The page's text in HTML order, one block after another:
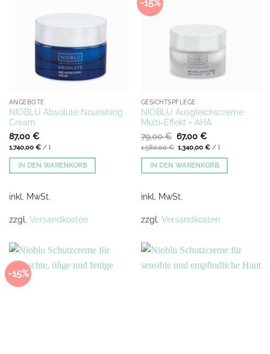
ANGEBOTE
NIOBLU Absolute Nourishing
Cream
87,00 €
1.740,00 €/ l
IN DEN WARENKORB
inkl. MwSt.
zzgl. Versandkosten
-15%
GESICHTSPFLEGE
NIOBLU Ausgleichscreme
Multi-Effekt + AHA
79,00€ Ursprünglicher
Preis
war:
79,00 €
67,00 €Aktueller
Preis
ist:
67,00 €.
1.580,00€ 1.340,00€ / l
IN DEN WARENKORB
inkl. MwSt.
zzgl. Versandkosten
-15%